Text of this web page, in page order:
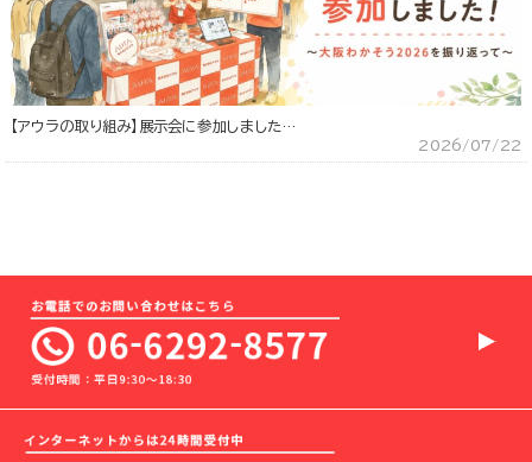
【アウラの取り組み】展示会に参加しました…
2026/07/22